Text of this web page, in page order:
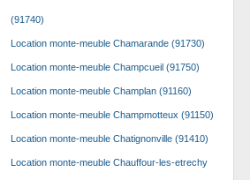
(91740)
Location monte-meuble Chamarande (91730)
Location monte-meuble Champcueil (91750)
Location monte-meuble Champlan (91160)
Location monte-meuble Champmotteux (91150)
Location monte-meuble Chatignonville (91410)
Location monte-meuble Chauffour-les-etrechy